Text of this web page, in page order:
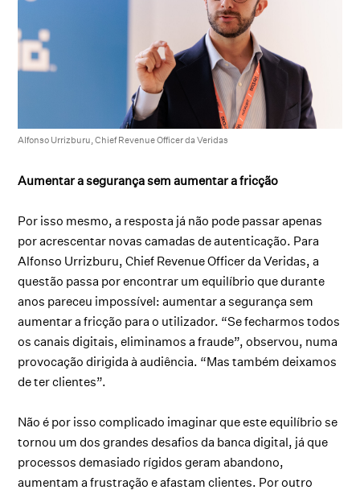
Alfonso Urrizburu, Chief Revenue Officer da Veridas
Aumentar a segurança sem aumentar a fricção
Por isso mesmo, a resposta já não pode passar apenas
por acrescentar novas camadas de autenticação. Para
Alfonso Urrizburu, Chief Revenue Officer da Veridas, a
questão passa por encontrar um equilíbrio que durante
anos pareceu impossível: aumentar a segurança sem
aumentar a fricção para o utilizador. “Se fecharmos todos
os canais digitais, eliminamos a fraude”, observou, numa
provocação dirigida à audiência. “Mas também deixamos
de ter clientes”.
Não é por isso complicado imaginar que este equilíbrio se
tornou um dos grandes desafios da banca digital, já que
processos demasiado rígidos geram abandono,
aumentam a frustração e afastam clientes. Por outro